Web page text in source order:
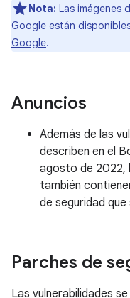
Nota: Las imágenes
Google están
Google.
Anuncios
Además de las
describen en el
agosto de 2022,
también
de seguridad
Parches de
Las vulnerabilidades